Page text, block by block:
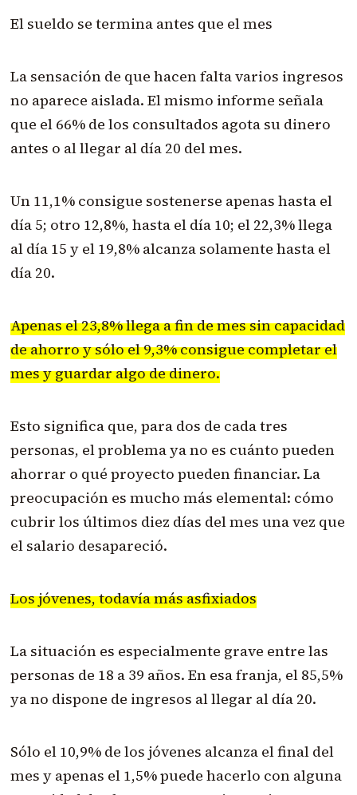
El sueldo se termina antes que el mes
La sensación de que hacen falta varios ingresos
no aparece aislada. El mismo informe señala
que el 66% de los consultados agota su dinero
antes o al llegar al día 20 del mes.
Un 11,1% consigue sostenerse apenas hasta el
día 5; otro 12,8%, hasta el día 10; el 22,3% llega
al día 15 y el 19,8% alcanza solamente hasta el
día 20.
Apenas el 23,8% llega a fin de mes sin capacidad
de ahorro y sólo el 9,3% consigue completar el
mes y guardar algo de dinero.
Esto significa que, para dos de cada tres
personas, el problema ya no es cuánto pueden
ahorrar o qué proyecto pueden financiar. La
preocupación es mucho más elemental: cómo
cubrir los últimos diez días del mes una vez que
el salario desapareció.
Los jóvenes, todavía más asfixiados
La situación es especialmente grave entre las
personas de 18 a 39 años. En esa franja, el 85,5%
ya no dispone de ingresos al llegar al día 20.
Sólo el 10,9% de los jóvenes alcanza el final del
mes y apenas el 1,5% puede hacerlo con alguna